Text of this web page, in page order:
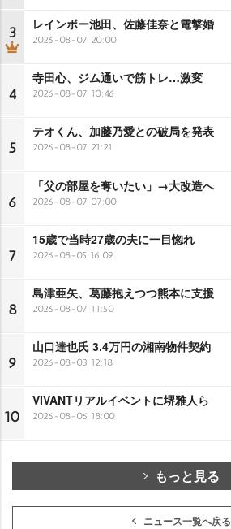
3 レインボー池田、佐藤佳奈と電撃婚
2026-08-07 20:00
4
寺田心、ジム通いで筋トレ…激変
2026-08-07 10:46
5
テオくん、加藤乃愛との破局を発表
2026-08-07 21:21
6
「父の部屋を奪いたい」→大改造へ
2026-08-07 07:00
7
15歳で当時27歳の夫に一目惚れ
2026-08-05 16:09
8
島津亜矢、葛藤抱えつつ熊本に支援
2026-08-07 11:50
9
山口達也氏 3.4万円の湘南物件契約
2026-08-03 12:18
10
VIVANTリアルイベントに堺雅人ら
2026-08-06 18:00
もっと見る
ニュース一覧へ戻る